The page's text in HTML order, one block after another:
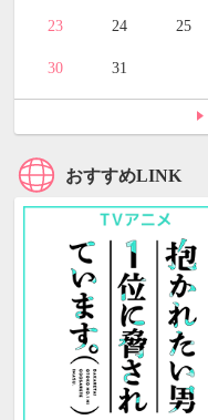
23 24 25
30 31
おすすめLINK